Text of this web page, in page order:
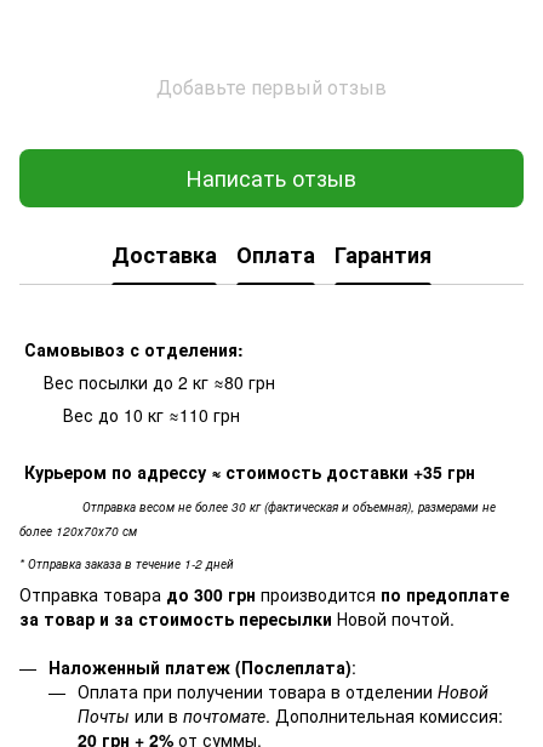
Добавьте первый отзыв
Написать отзыв
Доставка Оплата Гарантия
Самовывоз с отделения:
Вес посылки до 2 кг ≈80 грн
Вес до 10 кг ≈110 грн
Курьером по адрессу ≈ стоимость доставки +35 грн
Отправка весом не более 30 кг (фактическая и объемная), размерами не
более 120х70х70 см
* Отправка заказа в течение 1-2 дней
Отправка товара до 300 грн производится по предоплате
за товар и за стоимость пересылки Новой почтой.
Наложенный платеж (Послеплата):
Оплата при получении товара в отделении Новой
Почты или в почтомате. Дополнительная комиссия:
20 грн + 2% от суммы.